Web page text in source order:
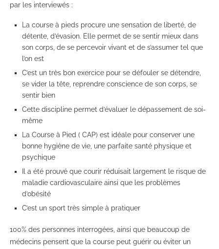
par les interviewés :
La course à pieds procure une sensation de liberté, de
détente, d’évasion. Elle permet de se sentir mieux dans
son corps, de se percevoir vivant et de s’assumer tel que
l’on est
C’est un très bon exercice pour se défouler se détendre,
se vider la tête, reprendre conscience de son corps, se
sentir bien
Cette discipline permet d’évaluer le dépassement de soi-
même
La Course à Pied ( CAP) est idéale pour conserver une
bonne hygiène de vie, une parfaite santé physique et
psychique
Il a été prouvé que courir réduisait largement le risque de
maladie cardiovasculaire ainsi que les problèmes
d’obésité
C’est un sport très simple à pratiquer
100% des personnes interrogées, ainsi que beaucoup de
médecins pensent que la course peut guérir ou éviter un